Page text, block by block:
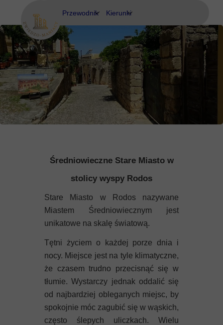
Przewodnik
Eubea
Kos
Rodos
Kierunki
Delfy
Eubea
Kalimnos
Kos
Kreta
Mykeny
Nisyros
Rodos
Samos
Symi
Średniowieczne Stare Miasto w
stolicy wyspy Rodos
Stare Miasto w Rodos nazywane
Miastem Średniowiecznym jest
unikatowe na skalę światową.
Tętni życiem o każdej porze dnia i
nocy. Miejsce jest na tyle klimatyczne,
że czasem trudno przecisnąć się w
tłumie. Wystarczy jednak oddalić się
od najbardziej obleganych miejsc, by
spokojnie móc zagubić się w wąskich,
często ślepych uliczkach. Wielu